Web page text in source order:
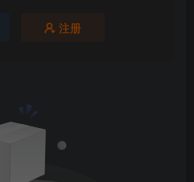
注册